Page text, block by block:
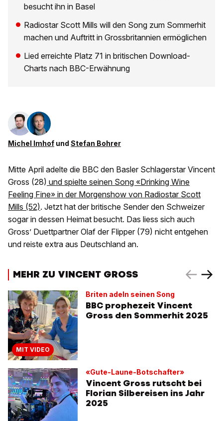
besucht ihn in Basel
Radiostar Scott Mills will den Song zum Sommerhit
machen und Auftritt in Grossbritannien ermöglichen
Lied erreichte Platz 71 in britischen Download-
Charts nach BBC-Erwähnung
Michel Imhof und Stefan Bohrer
Mitte April adelte die BBC den Basler Schlagerstar Vincent
Gross (28) und spielte seinen Song «Drinking Wine
Feeling Fine» in der Morgenshow von Radiostar Scott
Mills (52). Jetzt hat der britische Sender den Schweizer
sogar in dessen Heimat besucht. Das liess sich auch
Gross’ Duettpartner Olaf der Flipper (79) nicht entgehen
und reiste extra aus Deutschland an.
MEHR ZU VINCENT GROSS
MIT VIDEO
Briten adeln seinen Song
BBC prophezeit Vincent
Gross den Sommerhit 2025
«Gute-Laune-Botschafter»
Vincent Gross rutscht bei
Florian Silbereisen ins Jahr
2025